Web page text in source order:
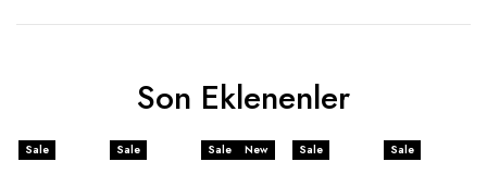
Son Eklenenler
Sale Sale Sale New Sale Sale